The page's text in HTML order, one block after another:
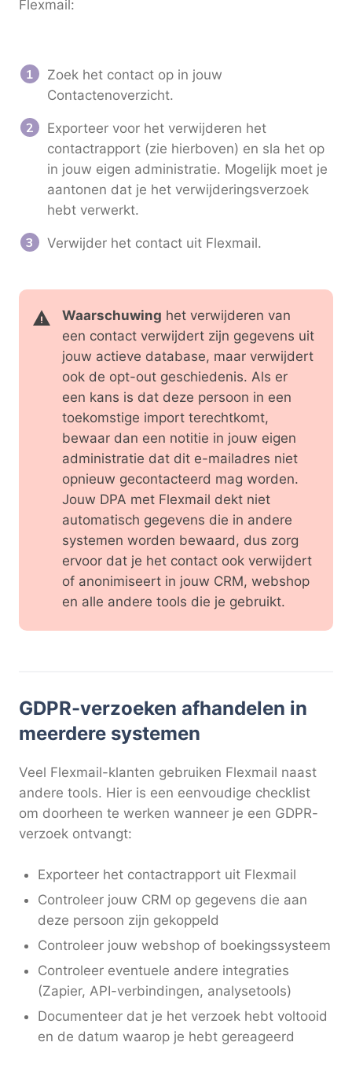
Flexmail:
Zoek het contact op in jouw
Contactenoverzicht.
Exporteer voor het verwijderen het
contactrapport (zie hierboven) en sla het op
in jouw eigen administratie. Mogelijk moet je
aantonen dat je het verwijderingsverzoek
hebt verwerkt.
Verwijder het contact uit Flexmail.
Waarschuwing het verwijderen van
een contact verwijdert zijn gegevens uit
jouw actieve database, maar verwijdert
ook de opt-out geschiedenis. Als er
een kans is dat deze persoon in een
toekomstige import terechtkomt,
bewaar dan een notitie in jouw eigen
administratie dat dit e-mailadres niet
opnieuw gecontacteerd mag worden.
Jouw DPA met Flexmail dekt niet
automatisch gegevens die in andere
systemen worden bewaard, dus zorg
ervoor dat je het contact ook verwijdert
of anonimiseert in jouw CRM, webshop
en alle andere tools die je gebruikt.
GDPR-verzoeken afhandelen in
meerdere systemen
Veel Flexmail-klanten gebruiken Flexmail naast
andere tools. Hier is een eenvoudige checklist
om doorheen te werken wanneer je een GDPR-
verzoek ontvangt:
Exporteer het contactrapport uit Flexmail
Controleer jouw CRM op gegevens die aan
deze persoon zijn gekoppeld
Controleer jouw webshop of boekingssysteem
Controleer eventuele andere integraties
(Zapier, API-verbindingen, analysetools)
Documenteer dat je het verzoek hebt voltooid
en de datum waarop je hebt gereageerd